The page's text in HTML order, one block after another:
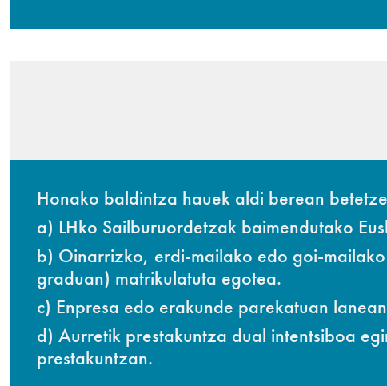
Honako baldintza hauek aldi berean
a) LHko Sailburuordetzak baimendutako
b) Oinarrizko, erdi-mailako edo goi-
graduan) matrikulatuta egotea.
c) Enpresa edo erakunde parekatuan
d) Aurretik prestakuntza dual intentsiboa
prestakuntzan.